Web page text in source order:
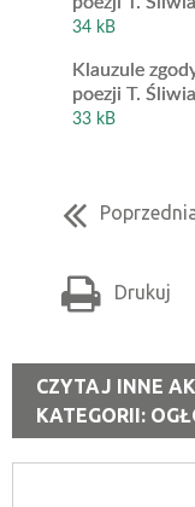
34 kB
Klauzule
poezji T.
33 kB
Drukuj
CZYTAJ INNE
KATEGORII: